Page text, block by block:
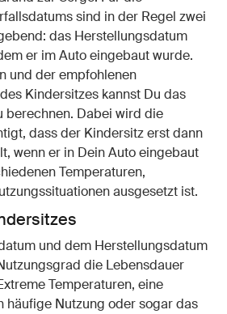
sind in der Regel zwei
das Herstellungsdatum
er im Auto eingebaut wurde.
und der empfohlenen
Kindersitzes kannst Du das
berechnen. Dabei wird die
dass der Kindersitz erst dann
wenn er in Dein Auto eingebaut
Temperaturen,
ausgesetzt ist.
und dem Herstellungsdatum
die Lebensdauer
Temperaturen, eine
häufige Nutzung oder sogar das